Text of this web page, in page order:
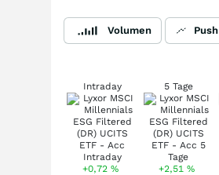
Volumen Push
Intraday
+0,72%
5 Tage
+2,51%